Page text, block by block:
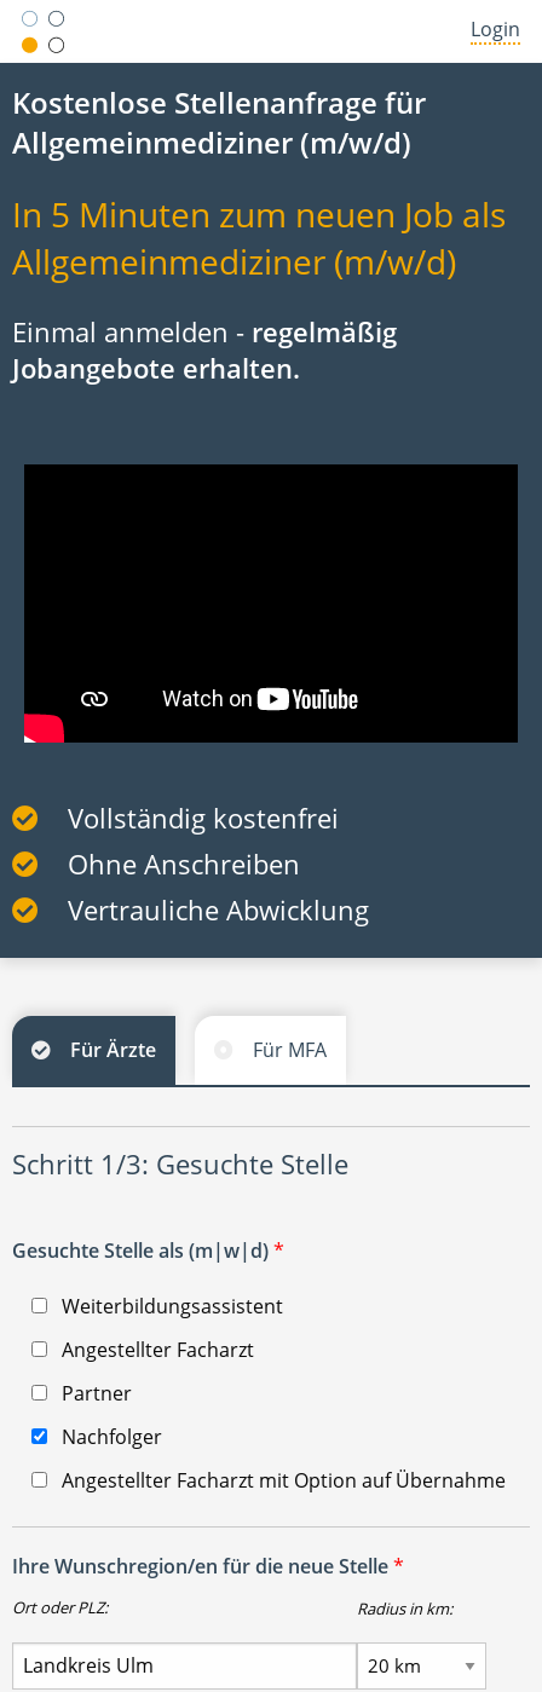
Login
Kostenlose Stellenanfrage für
Allgemeinmediziner (m/w/d)
In 5 Minuten zum neuen Job als
Allgemeinmediziner (m/w/d)
Einmal anmelden - regelmäßig
Jobangebote erhalten.
Vollständig kostenfrei
Ohne Anschreiben
Vertrauliche Abwicklung
Für Ärzte Für MFA
Schritt 1/3: Gesuchte Stelle
Gesuchte Stelle als (m|w|d)*
Weiterbildungsassistent
Angestellter Facharzt
Partner
Nachfolger
Angestellter Facharzt mit Option auf Übernahme
Ihre Wunschregion/en für die neue Stelle*
Ort oder PLZ: Radius in km: